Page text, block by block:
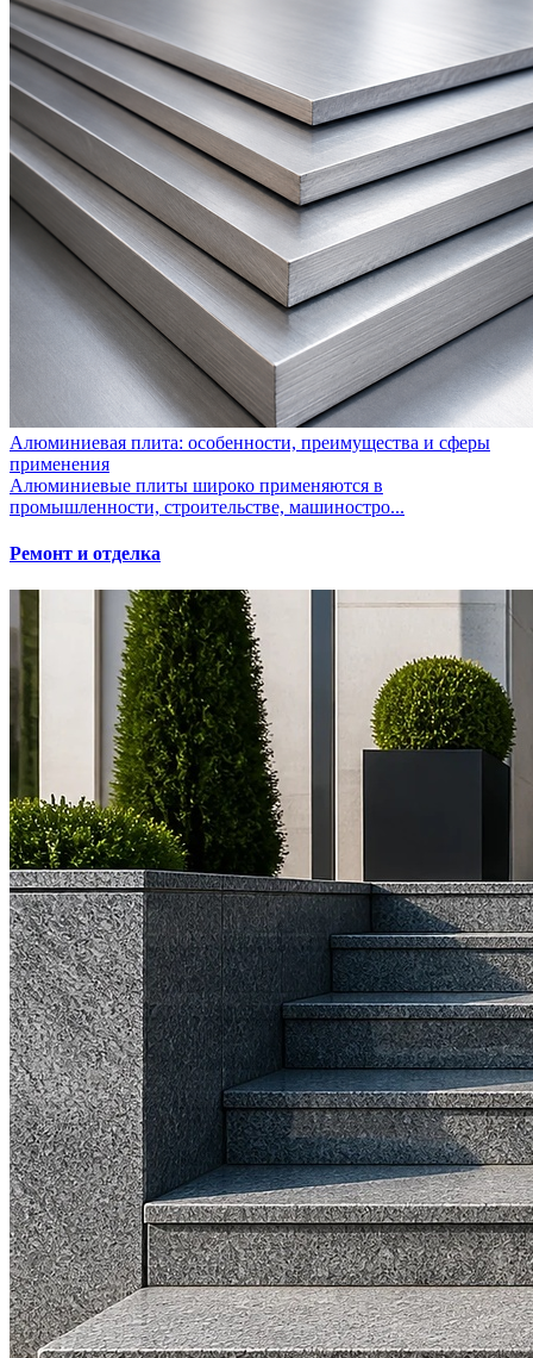
Алюминиевая плита: особенности, преимущества и сферы
применения
Алюминиевые плиты широко применяются в
промышленности, строительстве, машиностро...
Ремонт и отделка